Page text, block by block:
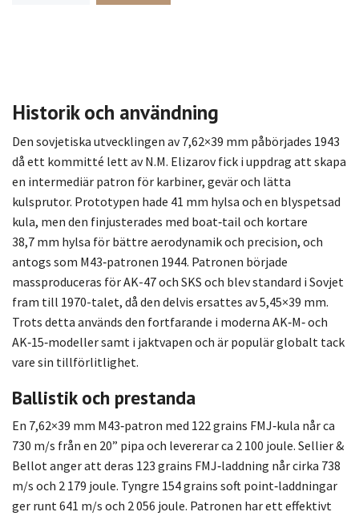
Historik och användning
Den sovjetiska utvecklingen av 7,62×39 mm påbörjades 1943
då ett kommitté lett av N.M. Elizarov fick i uppdrag att skapa
en intermediär patron för karbiner, gevär och lätta
kulsprutor. Prototypen hade 41 mm hylsa och en blyspetsad
kula, men den finjusterades med boat‑tail och kortare
38,7 mm hylsa för bättre aerodynamik och precision, och
antogs som M43‑patronen 1944. Patronen började
massproduceras för AK-47 och SKS och blev standard i Sovjet
fram till 1970-talet, då den delvis ersattes av 5,45×39 mm.
Trots detta används den fortfarande i moderna AK‑M‑ och
AK‑15‑modeller samt i jaktvapen och är populär globalt tack
vare sin tillförlitlighet.
Ballistik och prestanda
En 7,62×39 mm M43‑patron med 122 grains FMJ‑kula når ca
730 m/s från en 20” pipa och levererar ca 2 100 joule. Sellier &
Bellot anger att deras 123 grains FMJ‑laddning når cirka 738
m/s och 2 179 joule. Tyngre 154 grains soft point‑laddningar
ger runt 641 m/s och 2 056 joule. Patronen har ett effektivt